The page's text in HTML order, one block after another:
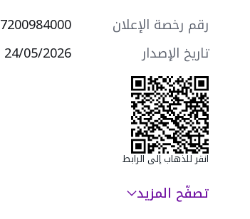
- نظام إنذار الحريق
- نظام مكافحة الحريق
- مصعد كهربائي
سعرها 485000 ر.س
رقم رخصة الإعلان 7200984000
تاريخ الإصدار
24/05/2026
انقر للذهاب إلى الرابط
تصفّح المزيد